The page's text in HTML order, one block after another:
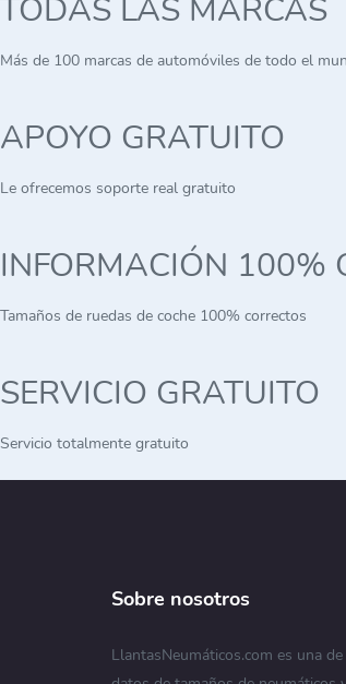
TODAS LAS MARCAS
Más de 100 marcas de automóviles de todo el
APOYO GRATUITO
Le ofrecemos soporte real gratuito
INFORMACIÓN 100%
Tamaños de ruedas de coche 100% correctos
SERVICIO GRATUITO
Servicio totalmente gratuito
Sobre nosotros
LlantasNeumáticos.com es una